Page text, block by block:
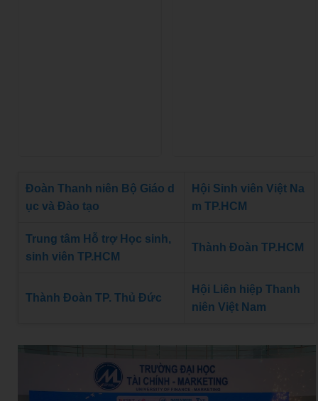
Đoàn Thanh niên Bộ Giáo d
ục và Đào tạo
Hội Sinh viên Việt Na
m TP.HCM
Trung tâm Hỗ trợ Học sinh,
sinh viên TP.HCM
Thành Đoàn TP.HCM
Thành Đoàn TP. Thủ Đức
Hội Liên hiệp Thanh
niên Việt Nam